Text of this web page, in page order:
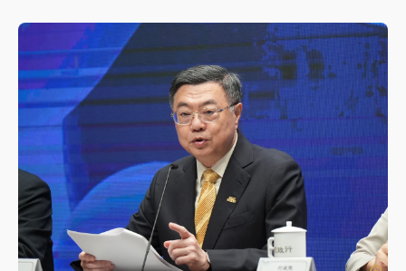
中颱白海豚環流掠北海！今明防劇烈降雨 東部高溫飆
38度
周末精選｜ 慈濟遭詐10億完整始末曝！律師掮客大玩兩
面手法 郭台銘、蔡英文成關鍵
本周爆款短影音｜ 柯文哲帶電子手鐶拄拐杖現身／周玉
蔻蔡玉真開撕爆料
周末精選｜
跨境網購族注意！EZ Way若改由政府委
任 預算難關如何解？